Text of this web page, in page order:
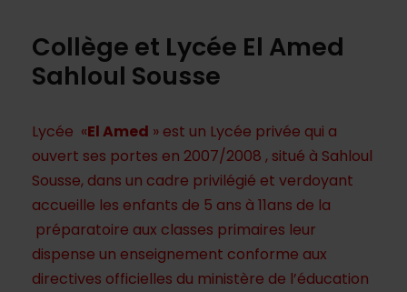
Collège et Lycée El Amed
Sahloul Sousse
Lycée «El Amed » est un Lycée privée qui a
ouvert ses portes en 2007/2008 , situé à Sahloul
Sousse, dans un cadre privilégié et verdoyant
accueille les enfants de 5 ans à 11ans de la
préparatoire aux classes primaires leur
dispense un enseignement conforme aux
directives officielles du ministère de l’éducation